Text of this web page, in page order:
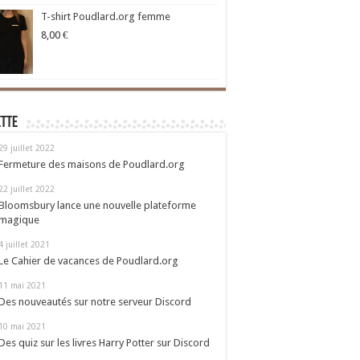
T-shirt Poudlard.org femme
8,00 €
juillet 2022
des maisons de Poudlard.org
juillet 2022
lance une nouvelle plateforme
juillet 2021
Cahier de vacances de Poudlard.org
mai 2021
nouveautés sur notre serveur Discord
mai 2021
quiz sur les livres Harry Potter sur Discord